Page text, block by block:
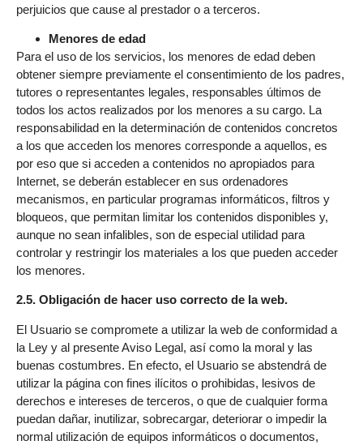
perjuicios que cause al prestador o a terceros.
Menores de edad
Para el uso de los servicios, los menores de edad deben
obtener siempre previamente el consentimiento de los padres,
tutores o representantes legales, responsables últimos de
todos los actos realizados por los menores a su cargo. La
responsabilidad en la determinación de contenidos concretos
a los que acceden los menores corresponde a aquellos, es
por eso que si acceden a contenidos no apropiados para
Internet, se deberán establecer en sus ordenadores
mecanismos, en particular programas informáticos, filtros y
bloqueos, que permitan limitar los contenidos disponibles y,
aunque no sean infalibles, son de especial utilidad para
controlar y restringir los materiales a los que pueden acceder
los menores.
2.5. Obligación de hacer uso correcto de la web.
El Usuario se compromete a utilizar la web de conformidad a
la Ley y al presente Aviso Legal, así como la moral y las
buenas costumbres. En efecto, el Usuario se abstendrá de
utilizar la página con fines ilícitos o prohibidas, lesivos de
derechos e intereses de terceros, o que de cualquier forma
puedan dañar, inutilizar, sobrecargar, deteriorar o impedir la
normal utilización de equipos informáticos o documentos,